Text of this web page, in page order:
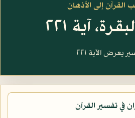
القرآن إلى الأذهان
آية ٢٢١
يعرض الآية ٢٢١
في تفسير القرآن